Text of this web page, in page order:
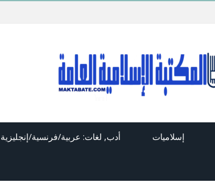
إسلاميات أدب, لغات: عربية/فرنسية/إنجليزية